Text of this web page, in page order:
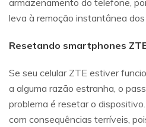
leva à remoção instantânea dos
Resetando smartphones
Se seu celular ZTE estiver
a alguma razão estranha, o
problema é resetar o
com consequências terríveis,